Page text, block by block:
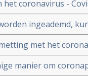
en Maurice de
coronavirus -
eigen
ingeademd,
goedkeuring in
met het
BA.4 en BA.5
manier om